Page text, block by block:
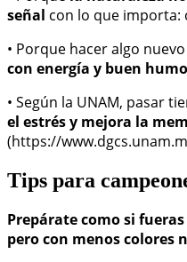
señal con lo que importa:
• Porque hacer algo nuevo
con energía y buen
• Según la UNAM, pasar
el estrés y mejora la
(https://
Tips para
Prepárate como si
pero con menos colores